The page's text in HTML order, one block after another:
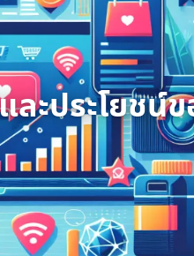
ะประโยชน์ข